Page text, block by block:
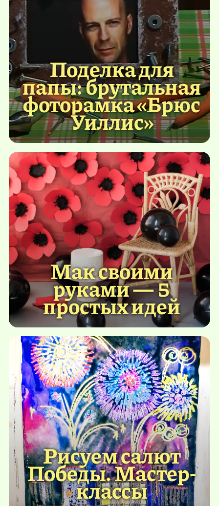
Поделка для
папы: брутальная
фоторамка «Брюс
Уиллис»
Мак своими
руками — 5
простых идей
Рисуем салют
Победы. Мастер-
классы